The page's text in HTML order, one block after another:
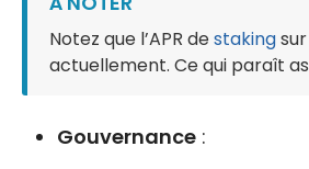
Notez que l’APR destaking
actuellement. Ce qui paraît
Gouvernance :